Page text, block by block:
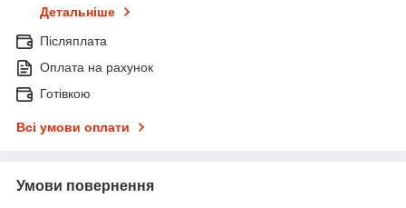
Детальніше
Післяплата
Оплата на рахунок
Готівкою
Всі умови оплати
Умови повернення